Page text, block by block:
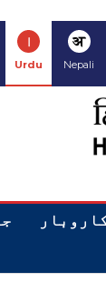
अ
Nepali
ا
Urdu